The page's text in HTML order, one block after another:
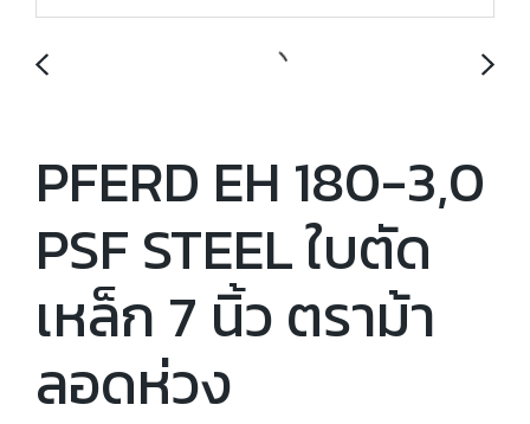
PFERD EH 180-3,0
PSF STEEL ใบตัด
เหล็ก 7 นิ้ว ตราม้า
ลอดห่วง